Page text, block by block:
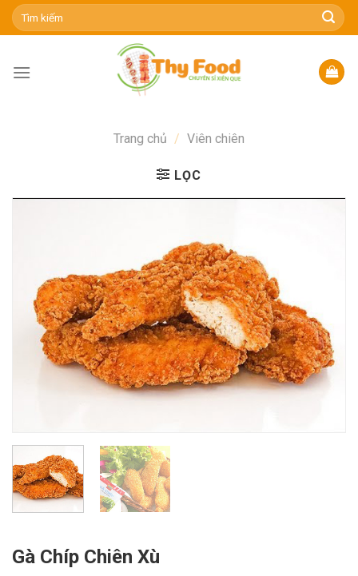
Skip
Tìm
kiếm:
Trang chủ / Viên chiên
LỌC
Gà Chíp Chiên Xù